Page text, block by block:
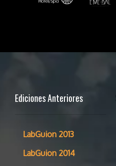
Ediciones Anteriores
LabGuion 2013
LabGuion 2014